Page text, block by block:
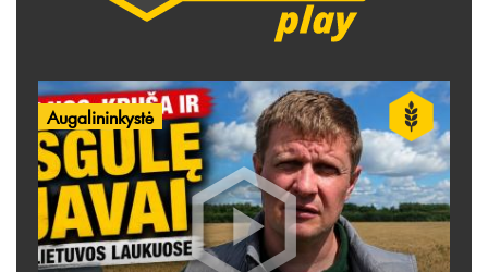
Augalininkystė